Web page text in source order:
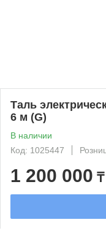
Таль
6 м (G)
В наличии
Код: 1025447
1 200 000 ₸